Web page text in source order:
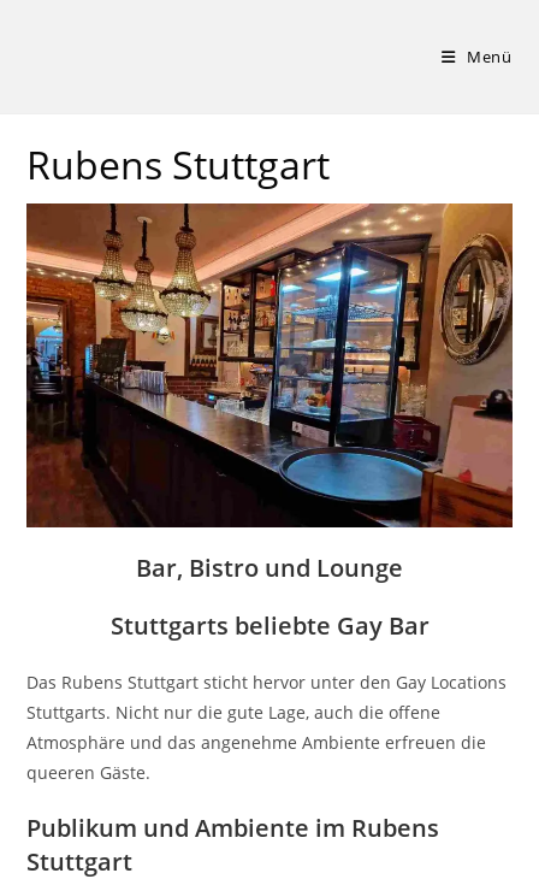
Menü
Rubens Stuttgart
Bar, Bistro und Lounge
Stuttgarts beliebte Gay Bar
Das Rubens Stuttgart sticht hervor unter den Gay Locations
Stuttgarts. Nicht nur die gute Lage, auch die offene
Atmosphäre und das angenehme Ambiente erfreuen die
queeren Gäste.
Publikum und Ambiente im Rubens
Stuttgart